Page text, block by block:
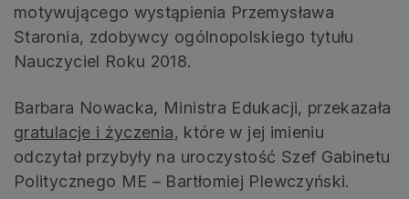
motywującego wystąpienia Przemysława
Staronia, zdobywcy ogólnopolskiego tytułu
Nauczyciel Roku 2018.
Barbara Nowacka, Ministra Edukacji, przekazała
gratulacje i życzenia, które w jej imieniu
odczytał przybyły na uroczystość Szef Gabinetu
Politycznego ME – Bartłomiej Plewczyński.